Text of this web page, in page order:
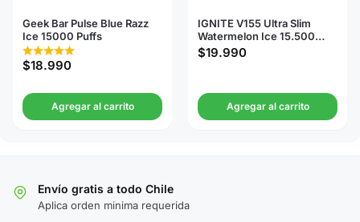
Geek Bar Pulse Blue Razz
Ice 15000 Puffs
$18.990
Agregar al carrito
IGNITE V155 Ultra Slim
Watermelon Ice 15.500
Puffs
$19.990
Agregar al carrito
Envío gratis a todo Chile
Aplica orden minima requerida